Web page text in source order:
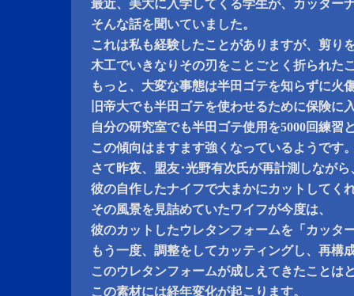
最近、美大に入学してくる学生が、カッター
そんな話を聞いていました。
これは私も経験したことがありますが、剪り
木工でいきなりその刃をことごとく折られた
もっと、大変な事態は半田ゴテを知らずに火
旧帝大でも半田ゴテを使わせるために保険に
自分の研究室でも半田ゴテ使用を5000回練習
この傾向はますます強くなっているようです
さて昨夜、盟友･光野有次氏が再計測しなが
彼の自作したナイフで大まかにカットしてく
その風景を見詰めていたワイフが今度は、
彼のカットしたウレタンフォームを「カッタ
もう一度、調整をしてカッティングし、再構
このウレタンフォームが成しえてきたことは
この素材には経年変化が起こります。